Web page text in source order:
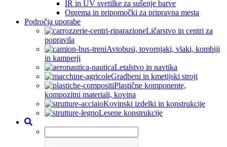
IR in UV svetilke za sušenje barve
Oprema in pripomočki za pripravna mesta
Področja uporabe
Ličarstvo in centri za
popravila
Avtobusi, tovornjaki, vlaki, kombiji
in kamperji
Letalstvo in navtika
Gradbeni in kmetijski stroji
Plastične komponente,
kompozitni materiali, kovina
Kovinski izdelki in konstrukcije
Lesene konstrukcije